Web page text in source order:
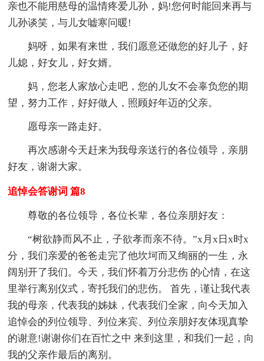
亲也不能用慈母的温情疼爱儿孙，妈!您何时能回来再与
儿孙谈笑，与儿女嘘寒问暖!
妈呀，如果有来世，我们愿意还做您的好儿子，好
儿媳，好女儿，好女婿。
妈，您老人家放心走吧，您的儿女不会辜负您的期
望，努力工作，好好做人，照顾好年迈的父亲。
愿母亲一路走好。
再次感谢今天赶来为我母亲送行的各位领导，亲朋
好友，谢谢大家。
追悼会答谢词 篇8
尊敬的各位领导，各位长辈，各位亲朋好友：
“树欲静而风不止，子欲孝而亲不待。”x月x日x时x
分，我们亲爱的爸爸走完了他坎坷而又绚丽的一生，永
阔别开了我们。今天，我们怀着万分悲伤 的心情，在这
里举行离别仪式，寄托我们的悲伤。 首先，谨让我代表
我的母亲，代表我的姊妹，代表我们全家，向今天加入
追悼会的列位领导、列位来宾、列位亲朋好友体现真挚
的谢意!谢谢你们在百忙之中 来到这里，和我们一起，向
我的父亲作最后的离别。